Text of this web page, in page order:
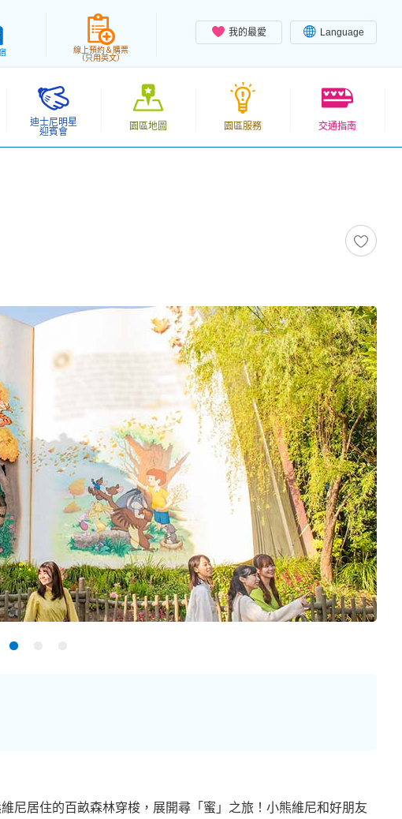
我的最愛 Language
線上預約＆購票
（只用英文）
迪士尼明星
迎賓會
園區地圖 園區服務 交通指南
尼居住的百畝森林穿梭，展開尋「蜜」之旅！小熊維尼和好朋友